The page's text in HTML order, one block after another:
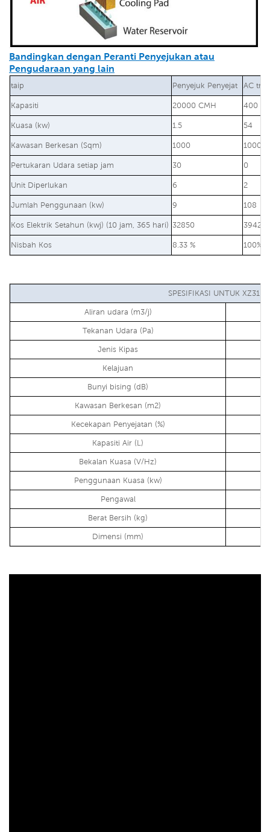
Bandingkan dengan Peranti Penyejukan atau
Pengudaraan yang lain
taip Penyejuk Penyejat AC
Kapasiti 20000 CMH 400
Kuasa (kw) 1.5 54
Kawasan Berkesan (Sqm) 1000 1000
Pertukaran Udara setiap jam 30 0
Unit Diperlukan 6 2
Jumlah Penggunaan (kw) 9 108
Kos Elektrik Setahun (kwj) (10 jam, 365 hari) 32850
Nisbah Kos 8.33 % 100%
SPESIFIKASI UNTUK XZ31-
Aliran udara (m3/j)
Tekanan Udara (Pa)
Jenis Kipas
Kelajuan
Bunyi bising (dB)
Kawasan Berkesan (m2)
Kecekapan Penyejatan (%)
Kapasiti Air (L)
Bekalan Kuasa (V/Hz)
Penggunaan Kuasa (kw)
Pengawal
Berat Bersih (kg)
Dimensi (mm)